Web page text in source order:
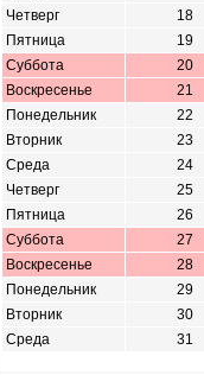
Четверг
18
Пятница
19
Суббота
20
Воскресенье
21
Понедельник
22
Вторник
23
Среда
24
Четверг
25
Пятница
26
Суббота
27
Воскресенье
28
Понедельник
29
Вторник
30
Среда
31